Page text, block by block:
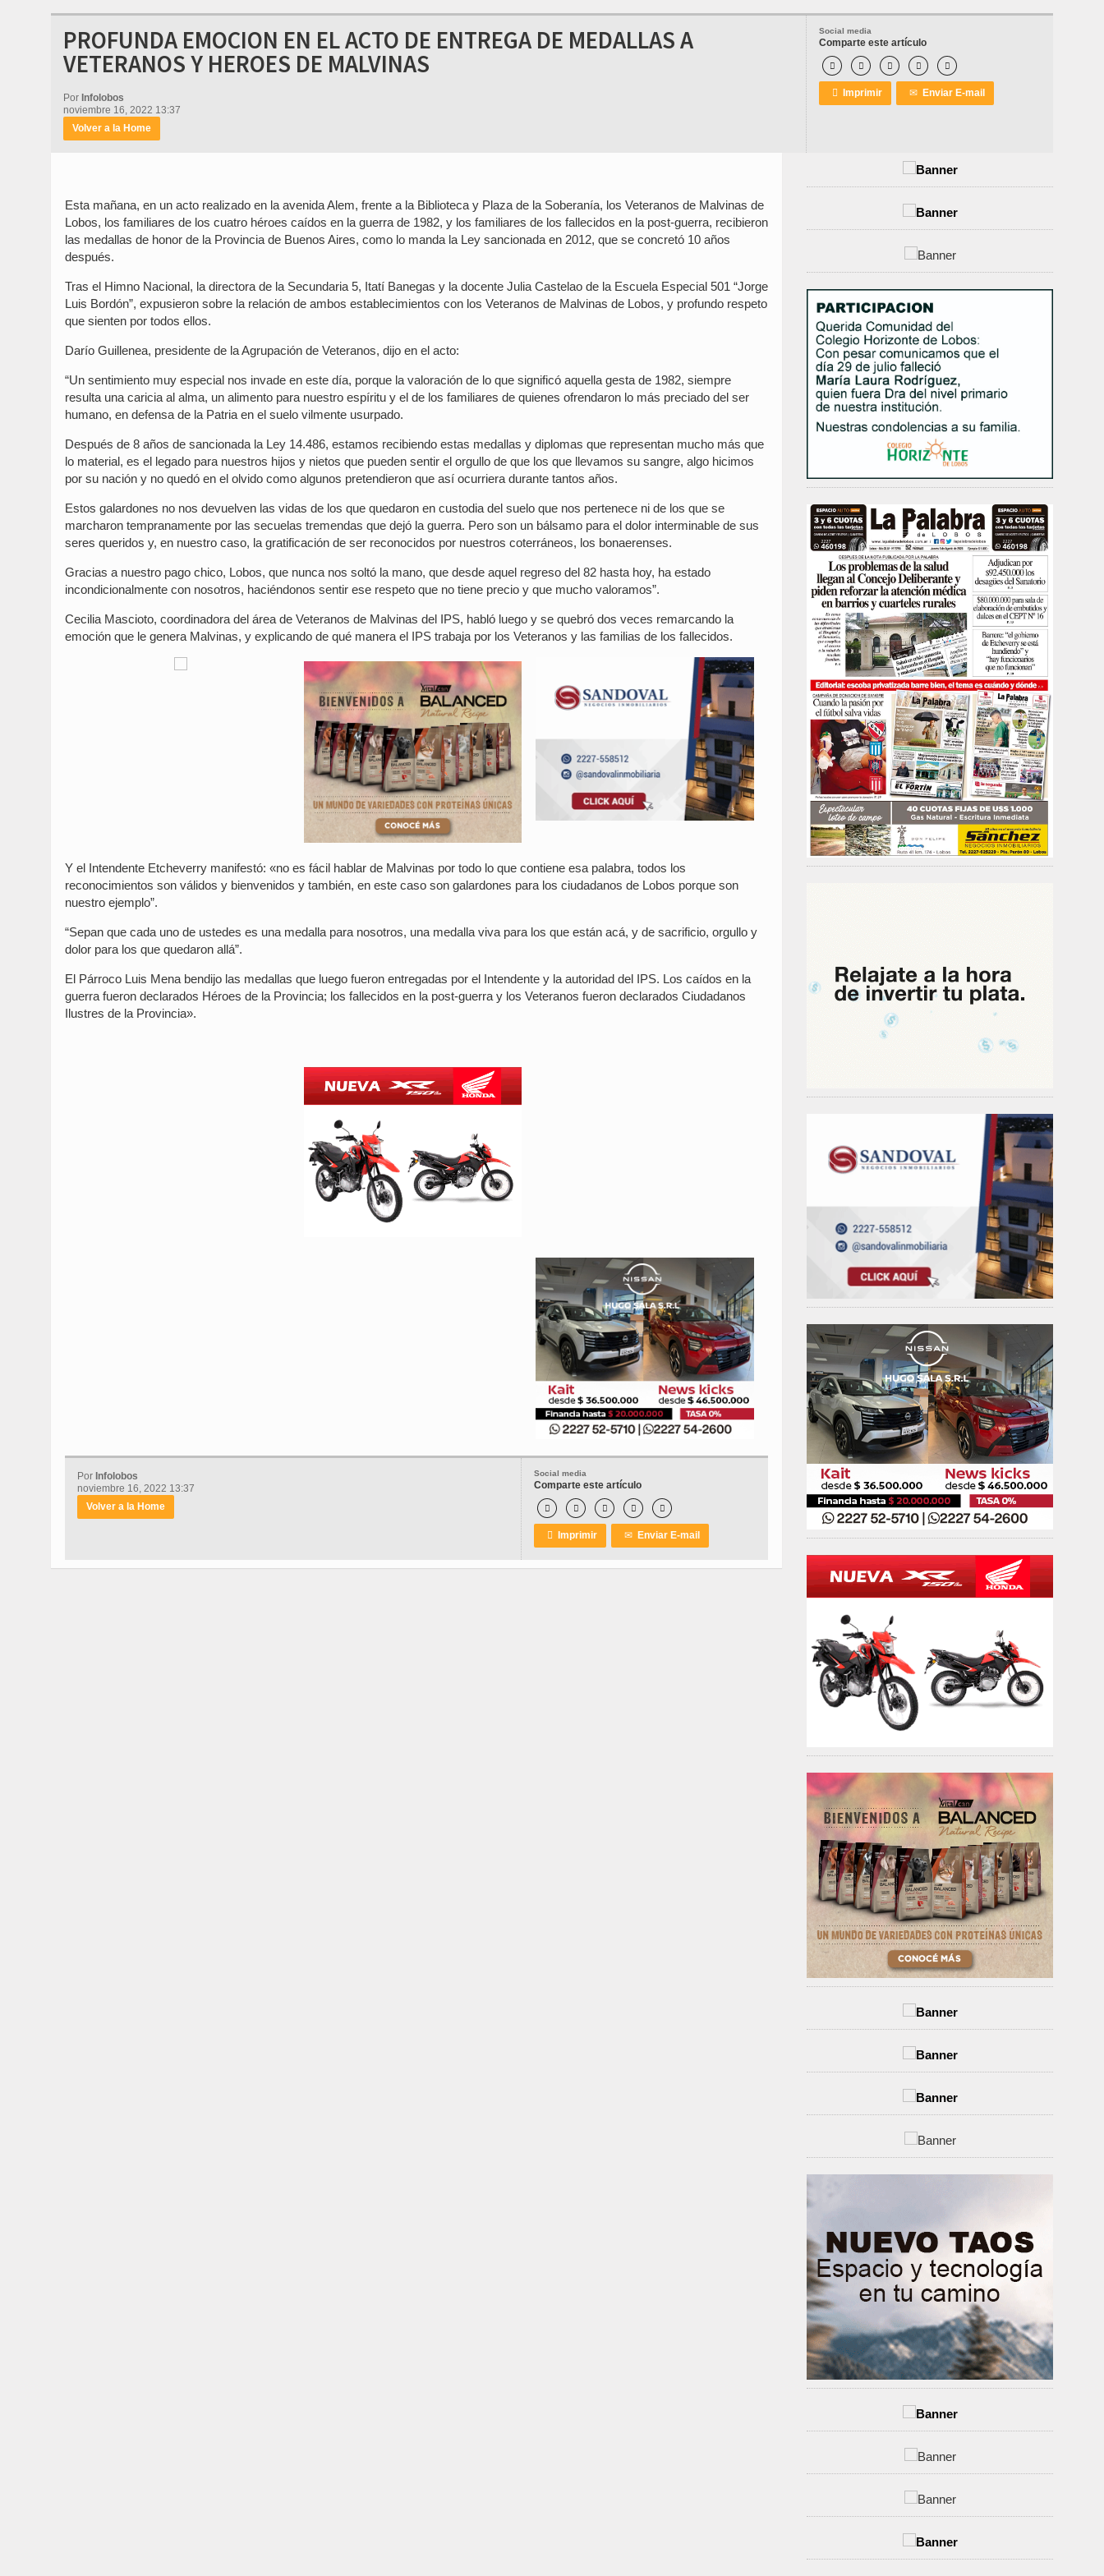
Social media
Comparte este artículo
    
 Imprimir ✉ Enviar E-mail
PROFUNDA EMOCION EN EL ACTO DE ENTREGA DE MEDALLAS A
VETERANOS Y HEROES DE MALVINAS
Por Infolobos
noviembre 16, 2022 13:37
Volver a la Home
Esta mañana, en un acto realizado en la avenida Alem, frente a la Biblioteca y Plaza de la Soberanía, los Veteranos de Malvinas de
Lobos, los familiares de los cuatro héroes caídos en la guerra de 1982, y los familiares de los fallecidos en la post-guerra, recibieron
las medallas de honor de la Provincia de Buenos Aires, como lo manda la Ley sancionada en 2012, que se concretó 10 años
después.
Tras el Himno Nacional, la directora de la Secundaria 5, Itatí Banegas y la docente Julia Castelao de la Escuela Especial 501 “Jorge
Luis Bordón”, expusieron sobre la relación de ambos establecimientos con los Veteranos de Malvinas de Lobos, y profundo respeto
que sienten por todos ellos.
Darío Guillenea, presidente de la Agrupación de Veteranos, dijo en el acto:
“Un sentimiento muy especial nos invade en este día, porque la valoración de lo que significó aquella gesta de 1982, siempre
resulta una caricia al alma, un alimento para nuestro espíritu y el de los familiares de quienes ofrendaron lo más preciado del ser
humano, en defensa de la Patria en el suelo vilmente usurpado.
Después de 8 años de sancionada la Ley 14.486, estamos recibiendo estas medallas y diplomas que representan mucho más que
lo material, es el legado para nuestros hijos y nietos que pueden sentir el orgullo de que los que llevamos su sangre, algo hicimos
por su nación y no quedó en el olvido como algunos pretendieron que así ocurriera durante tantos años.
Estos galardones no nos devuelven las vidas de los que quedaron en custodia del suelo que nos pertenece ni de los que se
marcharon tempranamente por las secuelas tremendas que dejó la guerra. Pero son un bálsamo para el dolor interminable de sus
seres queridos y, en nuestro caso, la gratificación de ser reconocidos por nuestros coterráneos, los bonaerenses.
Gracias a nuestro pago chico, Lobos, que nunca nos soltó la mano, que desde aquel regreso del 82 hasta hoy, ha estado
incondicionalmente con nosotros, haciéndonos sentir ese respeto que no tiene precio y que mucho valoramos”.
Cecilia Mascioto, coordinadora del área de Veteranos de Malvinas del IPS, habló luego y se quebró dos veces remarcando la
emoción que le genera Malvinas, y explicando de qué manera el IPS trabaja por los Veteranos y las familias de los fallecidos.
Y el Intendente Etcheverry manifestó: «no es fácil hablar de Malvinas por todo lo que contiene esa palabra, todos los
reconocimientos son válidos y bienvenidos y también, en este caso son galardones para los ciudadanos de Lobos porque son
nuestro ejemplo”.
“Sepan que cada uno de ustedes es una medalla para nosotros, una medalla viva para los que están acá, y de sacrificio, orgullo y
dolor para los que quedaron allá”.
El Párroco Luis Mena bendijo las medallas que luego fueron entregadas por el Intendente y la autoridad del IPS. Los caídos en la
guerra fueron declarados Héroes de la Provincia; los fallecidos en la post-guerra y los Veteranos fueron declarados Ciudadanos
Ilustres de la Provincia».
Social media
Comparte este artículo
    
 Imprimir ✉ Enviar E-mail
Por Infolobos
noviembre 16, 2022 13:37
Volver a la Home